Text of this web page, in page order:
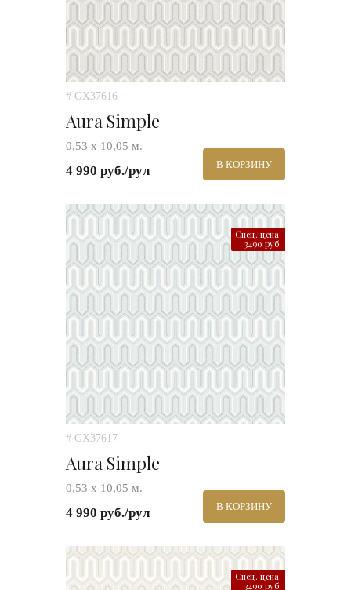
# GX37616
Aura Simple
0,53 х 10,05 м.
4 990 руб./рул В КОРЗИНУ
Спец. цена:
3490 руб.
# GX37617
Aura Simple
0,53 х 10,05 м.
4 990 руб./рул В КОРЗИНУ
Спец. цена:
3490 руб.